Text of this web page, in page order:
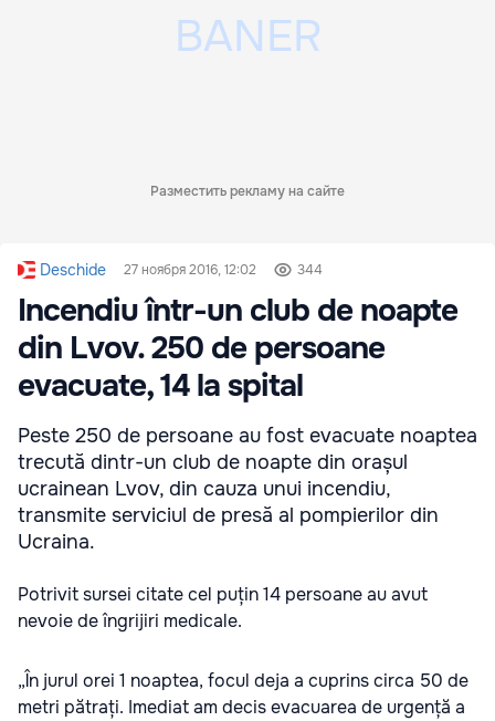
Разместить рекламу на сайте
Deschide 27 ноября 2016, 12:02 344
Incendiu într-un club de noapte
din Lvov. 250 de persoane
evacuate, 14 la spital
Peste 250 de persoane au fost evacuate noaptea
trecută dintr-un club de noapte din orașul
ucrainean Lvov, din cauza unui incendiu,
transmite serviciul de presă al pompierilor din
Ucraina.
Potrivit sursei citate cel puțin 14 persoane au avut
nevoie de îngrijiri medicale.
„În jurul orei 1 noaptea, focul deja a cuprins circa 50 de
metri pătrați. Imediat am decis evacuarea de urgență a